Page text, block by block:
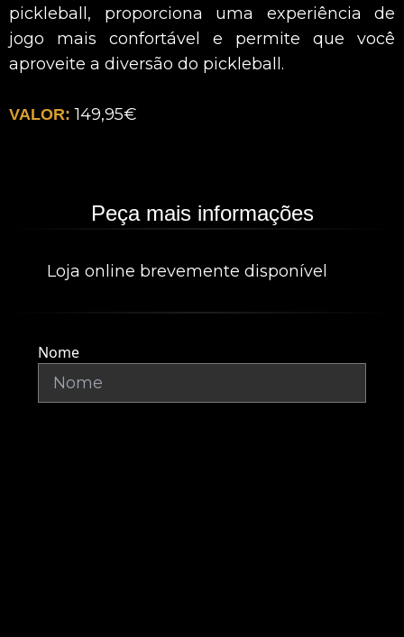
pickleball, proporciona uma experiência de
jogo mais confortável e permite que você
aproveite a diversão do pickleball.
VALOR: 149,95€
Peça mais informações
Loja online brevemente disponível
Nome